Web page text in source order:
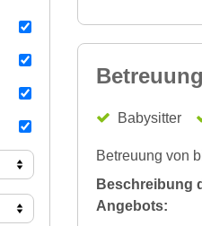
Babysitter
Betreuung von
Beschreibung
Angebots: